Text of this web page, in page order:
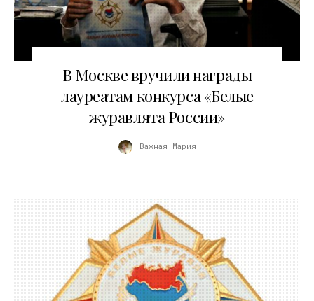
В Москве вручили награды
лауреатам конкурса «Белые
журавлята России»
Важная Мария